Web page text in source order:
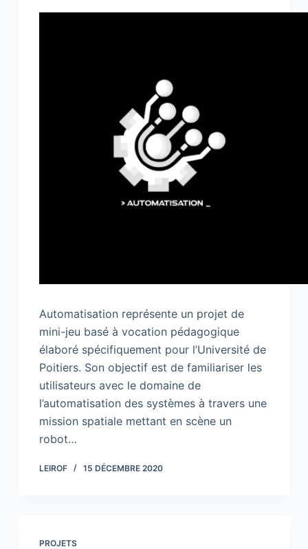
Automatisation représente un projet de
mini-jeu basé à vocation pédagogique
élaboré spécifiquement pour l’Université de
Poitiers. Son objectif est de familiariser les
utilisateurs avec le domaine de
l’automatisation des systèmes à travers une
mission spatiale mettant en scène un
robot…
LEIROF 15 DÉCEMBRE 2020
PROJETS